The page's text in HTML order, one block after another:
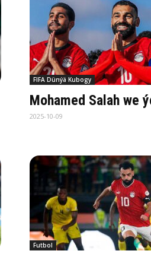
FIFA Dünýä Kubogy
Mohamed Salah we
2025-10-09
Futbol